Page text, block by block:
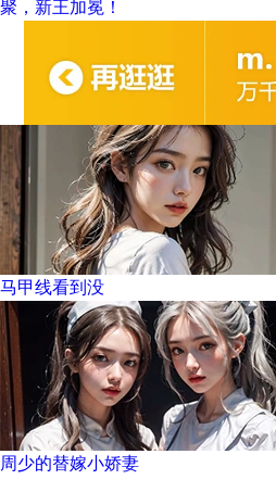
聚，新王加冕！
马甲线看到没
周少的替嫁小娇妻